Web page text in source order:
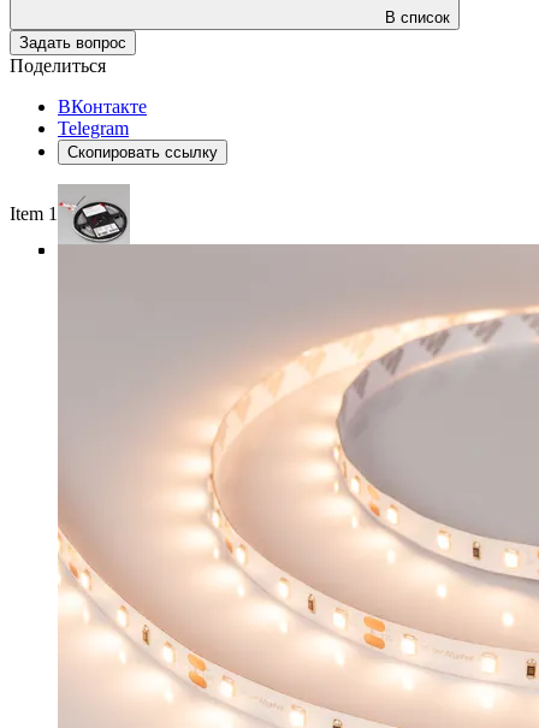
В список
Задать вопрос
Поделиться
ВКонтакте
Telegram
Скопировать ссылку
Item 1 of 4